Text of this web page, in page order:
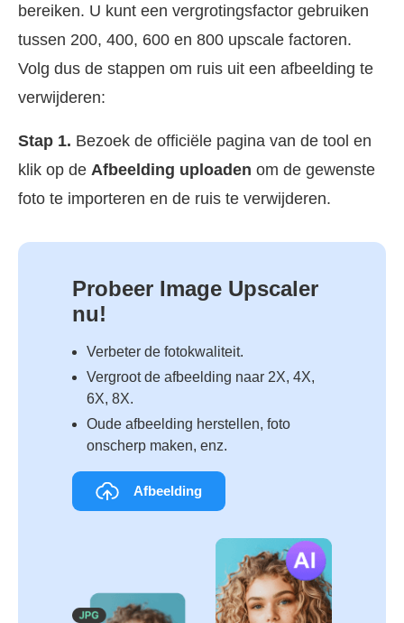
bereiken. U kunt een vergrotingsfactor gebruiken
tussen 200, 400, 600 en 800 upscale factoren.
Volg dus de stappen om ruis uit een afbeelding te
verwijderen:
Stap 1. Bezoek de officiële pagina van de tool en
klik op de Afbeelding uploaden om de gewenste
foto te importeren en de ruis te verwijderen.
Probeer Image Upscaler
nu!
Verbeter de fotokwaliteit.
Vergroot de afbeelding naar 2X, 4X,
6X, 8X.
Oude afbeelding herstellen, foto
onscherp maken, enz.
Afbeelding